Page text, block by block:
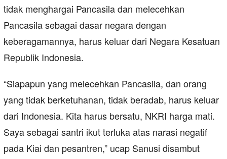
tidak menghargai Pancasila dan melecehkan
Pancasila sebagai dasar negara dengan
keberagamannya, harus keluar dari Negara Kesatuan
Republik Indonesia.
“Siapapun yang melecehkan Pancasila, dan orang
yang tidak berketuhanan, tidak beradab, harus keluar
dari Indonesia. Kita harus bersatu, NKRI harga mati.
Saya sebagai santri ikut terluka atas narasi negatif
pada Kiai dan pesantren,” ucap Sanusi disambut